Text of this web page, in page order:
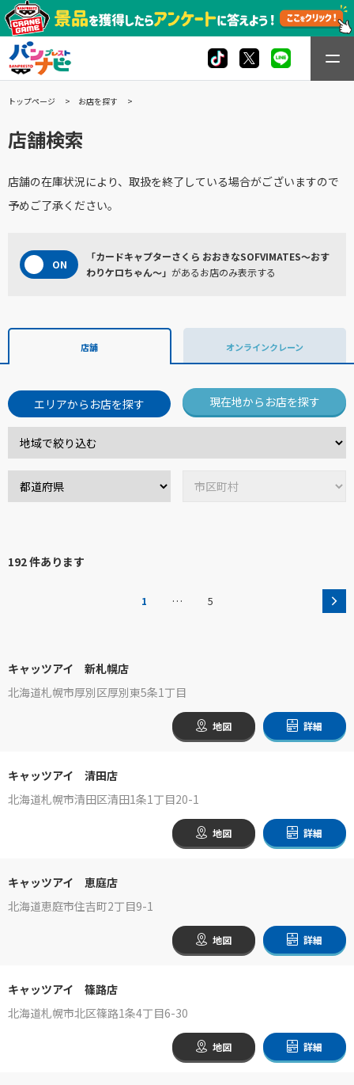
トップページ お店を探す
店舗検索
店舗の在庫状況により、取扱を終了している場合がございますので
予めご了承ください。
「カードキャプターさくら おおきなSOFVIMATES～おす
わりケロちゃん～」 があるお店のみ表示する
店舗 オンラインクレーン
エリアからお店を探す 現在地からお店を探す
192 件あります
1 … 5
キャッツアイ 新札幌店
北海道札幌市厚別区厚別東5条1丁目
地図 詳細
キャッツアイ 清田店
北海道札幌市清田区清田1条1丁目20-1
地図 詳細
キャッツアイ 恵庭店
北海道恵庭市住吉町2丁目9-1
地図 詳細
キャッツアイ 篠路店
北海道札幌市北区篠路1条4丁目6-30
地図 詳細